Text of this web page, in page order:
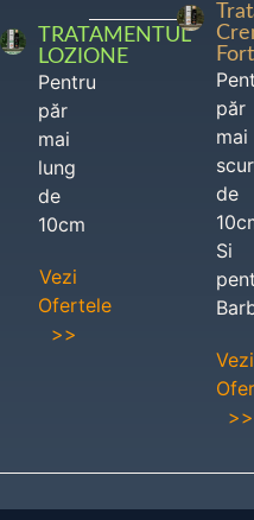
TRATAMENTUL
LOZIONE
Pentru
păr
mai
lung
de
10cm
Vezi
Ofertele
>>
păr
mai
de
Si
Vezi
>>